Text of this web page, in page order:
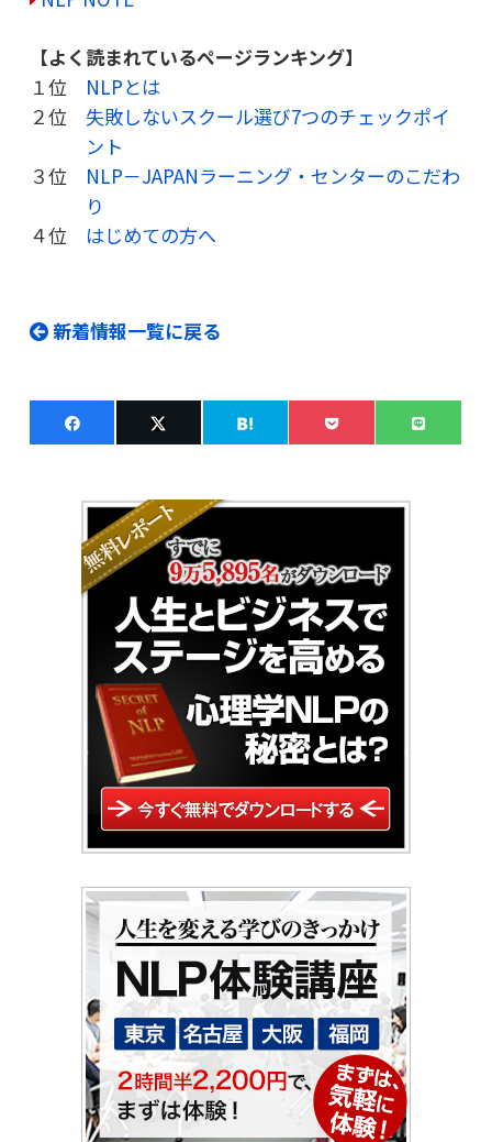
【よく読まれているページランキング】
１位 NLPとは
２位 失敗しないスクール選び7つのチェックポイ
ント
３位 NLP－JAPANラーニング・センターのこだわ
り
４位 はじめての方へ
新着情報一覧に戻る